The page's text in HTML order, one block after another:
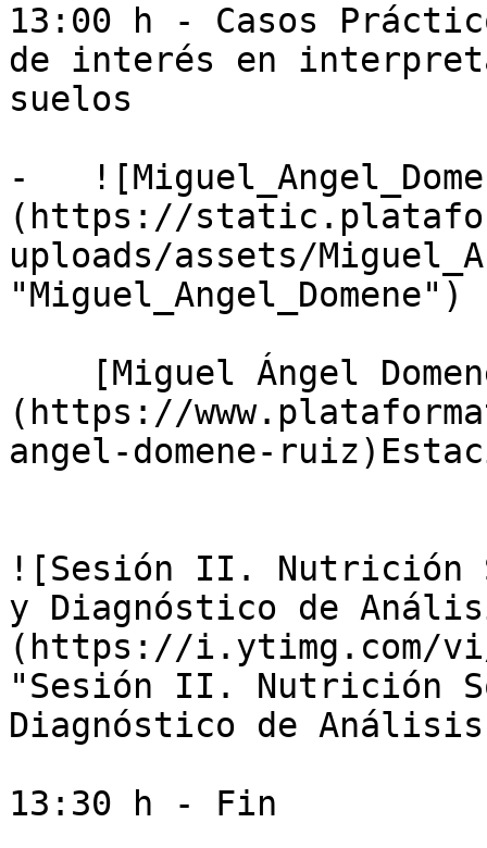
13:00 h - Casos
de interés en
suelos
-
(https://
uploads/assets/
"Miguel_Angel_Domene")
(https://
angel-domene-
![Sesión II. Nutrición
y Diagnóstico de
(https://i.ytimg.com/vi/
"Sesión II. Nutrición
Diagnóstico de
13:30 h - Fin